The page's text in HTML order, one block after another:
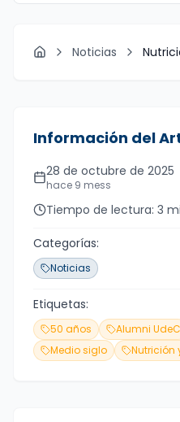
Inicio Noticias
Información del
Fecha de publicación
28 de octubre de 2025
hace 9 mess
Tiempo de lectura
Tiempo de lectura: 3
Categorías:
Noticias
Etiquetas:
50 años Alumni UdeC
Medio siglo
Nutrición